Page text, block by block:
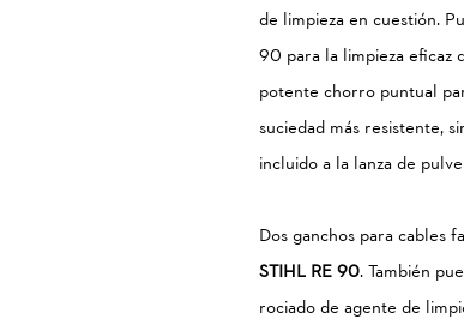
de limpieza en cuestión.
90 para la limpieza eficaz
potente chorro puntual
suciedad más resistente,
incluido a la lanza de
Dos ganchos para cables
STIHL RE 90. También
rociado de agente de